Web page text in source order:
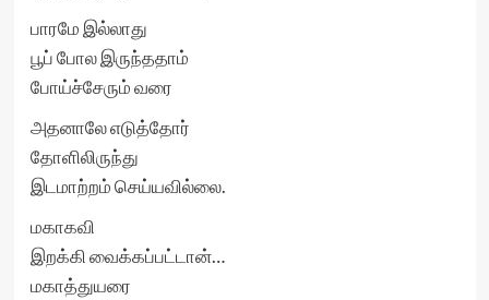
பாரமே இல்லாது
பூப் போல இருந்ததாம்
போய்ச்சேரும் வரை
அதனாலே எடுத்தோர்
தோளிலிருந்து
இடமாற்றம் செய்யவில்லை.
மகாகவி
இறக்கி வைக்கப்பட்டான்…
மகாத்துயரை